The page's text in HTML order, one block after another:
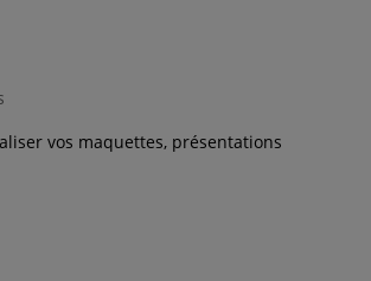
vos maquettes, présentations